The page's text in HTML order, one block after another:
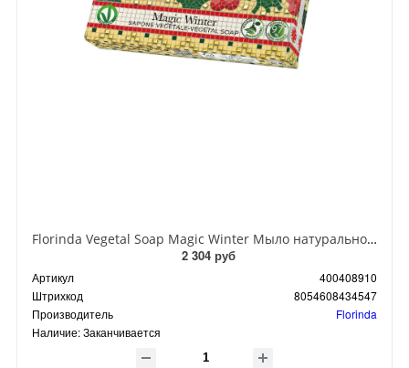
Florinda Vegetal Soap Magic Winter Мыло натуральное на основе растительных масел Волшебная зима 100 гр
2 304 руб
Артикул
400408910
Штрихкод
8054608434547
Производитель
Florinda
Наличие:Заканчивается